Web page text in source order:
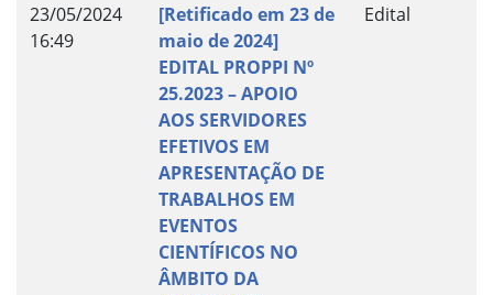
23/05/2024
16:49
[Retificado em 23 de
maio de 2024]
EDITAL PROPPI Nº
25.2023 – APOIO
AOS SERVIDORES
EFETIVOS EM
APRESENTAÇÃO DE
TRABALHOS EM
EVENTOS
CIENTÍFICOS NO
ÂMBITO DA
Edital